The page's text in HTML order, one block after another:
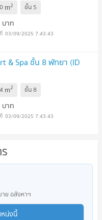
m2 ชั้น 5
บาท
03/09/2025 7:43:43
& Spa ชั้น 8 พัทยา (ID
m2 ชั้น8
บาท
03/09/2025 7:43:43
าย อสังหาฯ
หน่งนี้